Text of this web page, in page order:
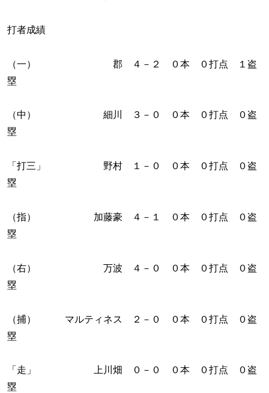
打者成績
（一） 郡 ４－２ ０本 ０打点 １盗
塁
（中） 細川 ３－０ ０本 ０打点 ０盗
塁
「打三」 野村 １－０ ０本 ０打点 ０盗
塁
（指） 加藤豪 ４－１ ０本 ０打点 ０盗
塁
（右） 万波 ４－０ ０本 ０打点 ０盗
塁
（捕） マルティネス ２－０ ０本 ０打点 ０盗
塁
「走」 上川畑 ０－０ ０本 ０打点 ０盗
塁